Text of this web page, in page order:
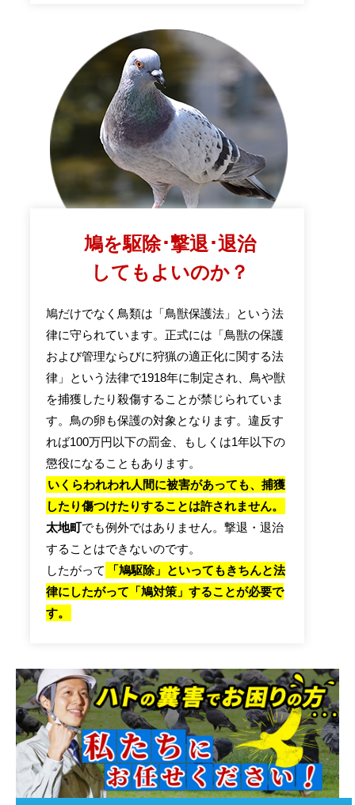
鳩を駆除･撃退･退治
してもよいのか？
鳩だけでなく鳥類は「鳥獣保護法」という法
律に守られています。正式には「鳥獣の保護
および管理ならびに狩猟の適正化に関する法
律」という法律で1918年に制定され、鳥や獣
を捕獲したり殺傷することが禁じられていま
す。鳥の卵も保護の対象となります。違反す
れば100万円以下の罰金、もしくは1年以下の
懲役になることもあります。
いくらわれわれ人間に被害があっても、捕獲
したり傷つけたりすることは許されません。
太地町でも例外ではありません。撃退・退治
することはできないのです。
したがって
「鳩駆除」といってもきちんと法
律にしたがって「鳩対策」することが必要で
す。